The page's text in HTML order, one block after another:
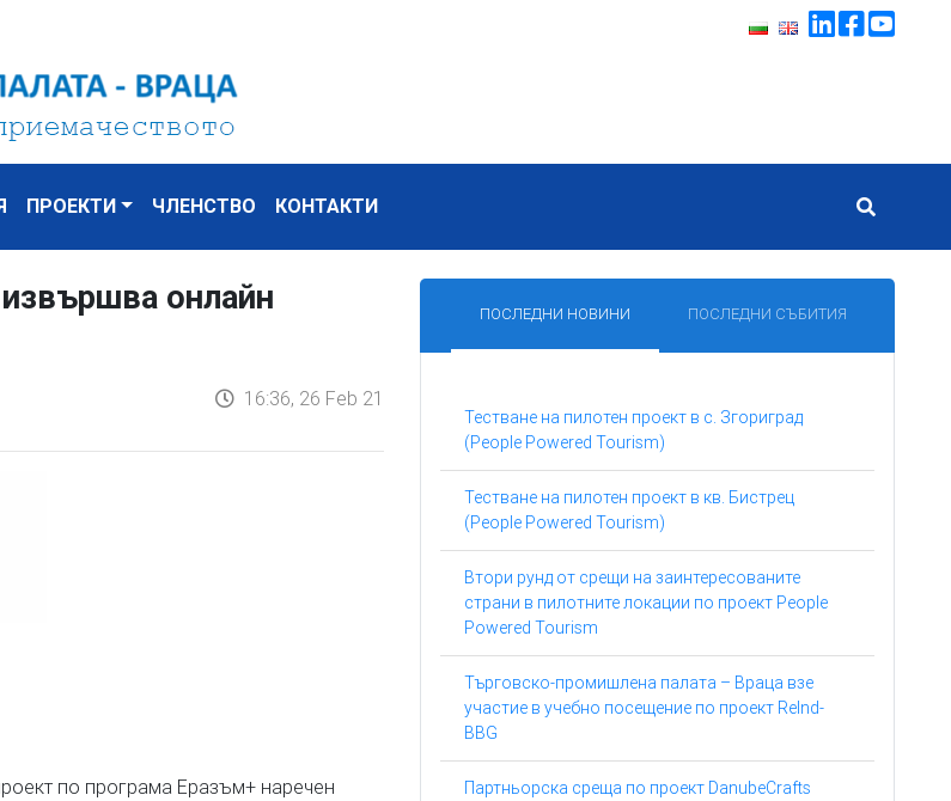
ПРОЕКТИ ЧЛЕНСТВО КОНТАКТИ
онлайн
16:36, 26 Feb 21
по програма Еразъм+ наречен
ПОСЛЕДНИ НОВИНИ ПОСЛЕДНИ СЪБИТИЯ
Тестване на пилотен проект в с. Згориград
(People Powered Tourism)
Тестване на пилотен проект в кв. Бистрец
(People Powered Tourism)
Втори рунд от срещи на заинтересованите
страни в пилотните локации по проект People
Powered Tourism
Търговско-промишлена палата – Враца взе
участие в учебно посещение по проект ReInd-
BBG
Партньорска среща по проект DanubeCrafts